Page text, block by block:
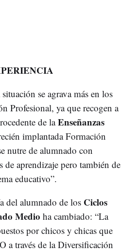
se agrava más en los
Profesional, ya que recogen a
de laEnseñanzas
implantada Formación
nutre de alumnado con
de aprendizaje pero también de
educativo”.
del alumnado de los Ciclos
Medio ha cambiado: “La
por chicos y chicas que
a través de la Diversificación